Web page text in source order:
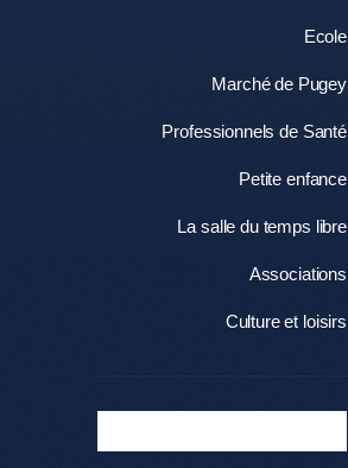
Ecole
Marché de Pugey
Professionnels de Santé
Petite enfance
La salle du temps libre
Associations
Culture et loisirs